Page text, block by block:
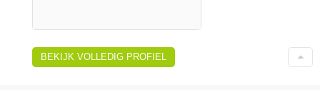
BEKIJK VOLLEDIG PROFIEL